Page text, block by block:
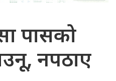
पासको
नपठाए